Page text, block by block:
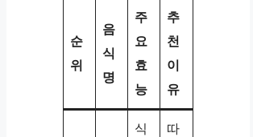
순
위
음
식
명
주
요
효
능
추
천
이
유
식
따